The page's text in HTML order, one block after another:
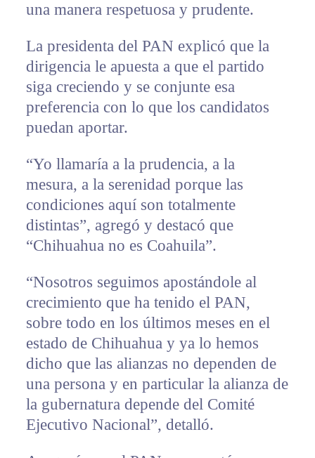
una manera respetuosa y prudente.
La presidenta del PAN explicó que la
dirigencia le apuesta a que el partido
siga creciendo y se conjunte esa
preferencia con lo que los candidatos
puedan aportar.
“Yo llamaría a la prudencia, a la
mesura, a la serenidad porque las
condiciones aquí son totalmente
distintas”, agregó y destacó que
“Chihuahua no es Coahuila”.
“Nosotros seguimos apostándole al
crecimiento que ha tenido el PAN,
sobre todo en los últimos meses en el
estado de Chihuahua y ya lo hemos
dicho que las alianzas no dependen de
una persona y en particular la alianza de
la gubernatura depende del Comité
Ejecutivo Nacional”, detalló.